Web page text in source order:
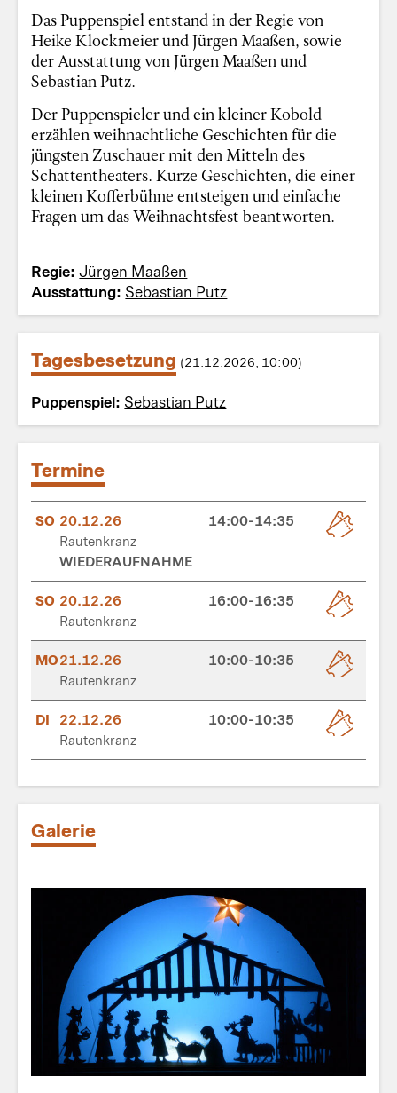
Das Puppenspiel entstand in der Regie von
Heike Klockmeier und Jürgen Maaßen, sowie
der Ausstattung von Jürgen Maaßen und
Sebastian Putz.
Der Puppenspieler und ein kleiner Kobold
erzählen weihnachtliche Geschichten für die
jüngsten Zuschauer mit den Mitteln des
Schattentheaters. Kurze Geschichten, die einer
kleinen Kofferbühne entsteigen und einfache
Fragen um das Weihnachtsfest beantworten.
Regie:Jürgen Maaßen
Ausstattung: Sebastian Putz
Tagesbesetzung (21.12.2026, 10:00)
Puppenspiel: Sebastian Putz
Termine
SO 20.12.26
14:00-14:35
Rautenkranz
WIEDERAUFNAHME
SO 20.12.26
16:00-16:35
Rautenkranz
MO21.12.26
10:00-10:35
Rautenkranz
DI 22.12.26
10:00-10:35
Rautenkranz
Galerie